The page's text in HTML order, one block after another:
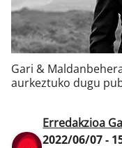
Klisk
Gari &
aurkeztuko dugu
Erredakzioa
2022/06/07 -